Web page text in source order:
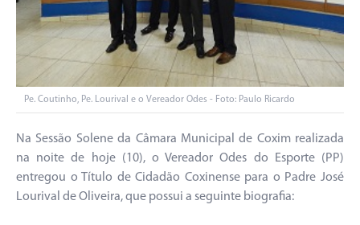
Pe. Coutinho, Pe. Lourival e o Vereador Odes - Foto: Paulo Ricardo
Na Sessão Solene da Câmara Municipal de Coxim realizada
na noite de hoje (10), o Vereador Odes do Esporte (PP)
entregou o Título de Cidadão Coxinense para o Padre José
Lourival de Oliveira, que possui a seguinte biografia: